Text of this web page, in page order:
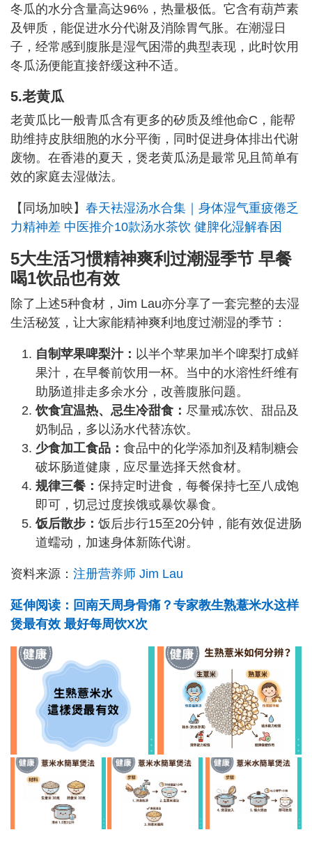
冬瓜的水分含量高达96%，热量极低。它含有葫芦素
及钾质，能促进水分代谢及消除胃气胀。在潮湿日
子，经常感到腹胀是湿气困滞的典型表现，此时饮用
冬瓜汤便能直接舒缓这种不适。
5.老黄瓜
老黄瓜比一般青瓜含有更多的矽质及维他命C，能帮
助维持皮肤细胞的水分平衡，同时促进身体排出代谢
废物。在香港的夏天，煲老黄瓜汤是最常见且简单有
效的家庭去湿做法。
【同场加映】 春天袪湿汤水合集｜身体湿气重疲倦乏
力精神差 中医推介10款汤水茶饮 健脾化湿解春困
5大生活习惯精神爽利过潮湿季节 早餐
喝1饮品也有效
除了上述5种食材，Jim Lau亦分享了一套完整的去湿
生活秘笈，让大家能精神爽利地度过潮湿的季节：
自制苹果啤梨汁： 以半个苹果加半个啤梨打成鲜
果汁，在早餐前饮用一杯。当中的水溶性纤维有
助肠道排走多余水分，改善腹胀问题。
饮食宜温热、忌生冷甜食： 尽量戒冻饮、甜品及
奶制品，多以汤水代替冻饮。
少食加工食品： 食品中的化学添加剂及精制糖会
破坏肠道健康，应尽量选择天然食材。
规律三餐： 保持定时进食，每餐保持七至八成饱
即可，切忌过度挨饿或暴饮暴食。
饭后散步： 饭后步行15至20分钟，能有效促进肠
道蠕动，加速身体新陈代谢。
资料来源： 注册营养师 Jim Lau
延伸阅读： 回南天周身骨痛？专家教生熟薏米水这样
煲最有效 最好每周饮X次